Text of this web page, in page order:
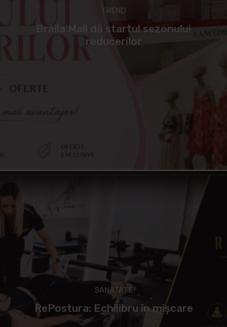
TREND
Brăila Mall dă startul sezonului
reducerilor
SANATATE
RePostura: Echilibru în mișcare